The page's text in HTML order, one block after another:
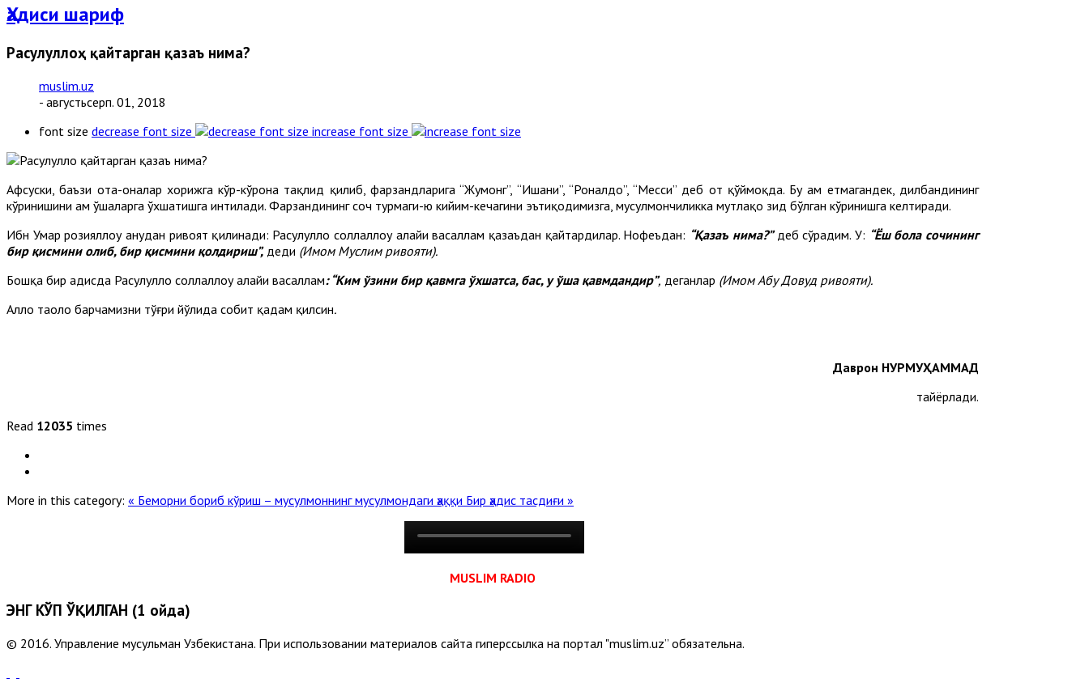
Ҳадиси шариф
Расулуллоҳ қайтарган қазаъ нима?
muslim.uz
- августьсерп. 01, 2018
font size decrease font size increase font size
Афсуски, баъзи ота-оналар хорижга кўр-кўрона тақлид қилиб, фарзандларига “Жумонг”, “Ишани”, “Роналдо”, “Месси” деб от қўймоқда. Бу ҳам етмагандек, дилбандининг
кўринишини ҳам ўшаларга ўхшатишга интилади. Фарзандининг соч турмаги-ю кийим-кечагини эътиқодимизга, мусулмончиликка мутлақо зид бўлган кўринишга келтиради.
Ибн Умар розияллоҳу анҳудан ривоят қилинади: Расулуллоҳ соллаллоҳу алайҳи васаллам қазаъдан қайтардилар. Нофеъдан: “Қазаъ нима?”деб сўрадим. У: “Ёш бола сочининг
бир қисмини олиб, бир қисмини қолдириш”,деди (Имом Муслим ривояти).
Бошқа бир ҳадисда Расулуллоҳ соллаллоҳу алайҳи васаллам: “Ким ўзини бир қавмга ўхшатса, бас, у ўша қавмдандир”, деганлар (Имом Абу Довуд ривояти).
Аллоҳ таоло барчамизни тўғри йўлида собит қадам қилсин.
Даврон НУРМУҲАММАД
тайёрлади.
Read 12035 times
More in this category: « Беморни бориб кўриш – мусулмоннинг мусулмондаги ҳаққи Бир ҳадис тасдиғи »
MUSLIM RADIO
ЭНГ КЎП ЎҚИЛГАН (1 ойда)
© 2016. Управление мусульман Узбекистана. При использовании материалов сайта гиперссылка на портал "muslim.uz” обязательна.